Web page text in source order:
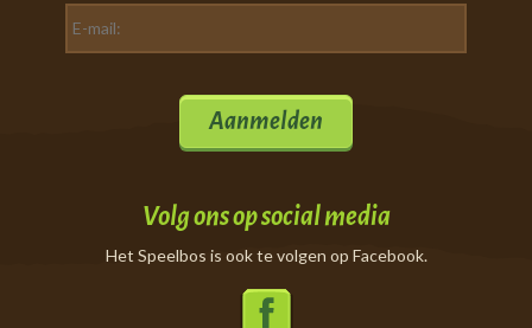
Aanmelden
Volg ons op social media
Het Speelbos is ook te volgen op Facebook.